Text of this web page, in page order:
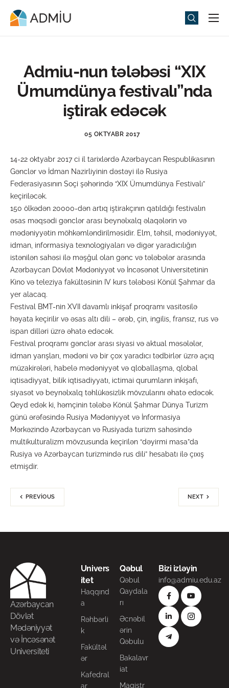
Universitet
Media
Tədbirlər
ADMIU Sİ
eMağaza
Admiu-nun tələbəsi “XIX
Ümumdünya festivalı”nda
iştirak edəcək
05 OKTYABR 2017
14-22 oktyabr 2017 ci il tarixlərdə Azərbaycan Respublikasının
Gənclər və İdman Nazirliyinin dəstəyi ilə Rusiya
Federasiyasının Soçi şəhərində “XIX Ümumdünya Festivalı”
keçiriləcək.
150 ölkədən 20000-dən artıq iştirakçının qatıldığı festivalın
əsas məqsədi gənclər arası beynəlxalq əlaqələrin və
mədəniyyətin möhkəmləndirilməsidir. Elm, təhsil, mədəniyyət,
idman, informasiya texnologiyaları və digər yaradıcılığın
istənilən sahəsi ilə məşğul olan gənc və tələbələr arasında
Azərbaycan Dövlət Mədəniyyət və İncəsənət Universitetinin
Kino və teleziya fakültəsinin IV kurs tələbəsi Könül Şahmar da
yer alacaq.
Festival BMT-nin XVII davamlı inkişaf proqramı vasitəsilə
həyata keçirilir və əsas altı dili – ərəb, çin, ingilis, fransız, rus və
ispan dilləri üzrə əhatə edəcək.
Festival proqramı gənclər arası siyasi və aktual məsələlər,
idman yarışları, mədəni və bir çox yaradıcı tədbirlər üzrə açıq
müzakirələri, habelə mədəniyyət və qloballaşma, qlobal
iqtisadiyyat, bilik iqtisadiyyatı, ictimai qurumların inkişafı,
siyasət və beynəlxalq təhlükəsizlik mövzularını əhatə edəcək.
Qeyd edək ki, həmçinin tələbə Könül Şahmar Dünya Turizm
günü ərəfəsində Rusiya Mədəniyyət və İnformasiya
Mərkəzində Azərbaycan və Rusiyada turizm sahəsində
multikulturalizm mövzusunda keçirilən “dəyirmi masa”da
Rusiya və Azərbaycan turizmində rus dili” hesabatı ilə çıxış
etmişdir.
PREVIOUS NEXT
Azərbaycan
Dövlət
Mədəniyyət
və İncəsənət
Universiteti
Univers
itet
Haqqınd
a
Rəhbərli
k
Fakültəl
ər
Kafedral
ar
Qəbul
Qəbul
Qaydala
rı
Əcnəbil
ərin
Qəbulu
Bakalavr
iat
Magistr
Bizi izləyin
info@admiu.edu.az